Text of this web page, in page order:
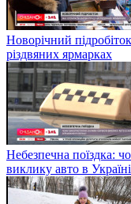
Новорічний
різдвяних ярмарках
Небезпечна поїздка:
виклику авто в